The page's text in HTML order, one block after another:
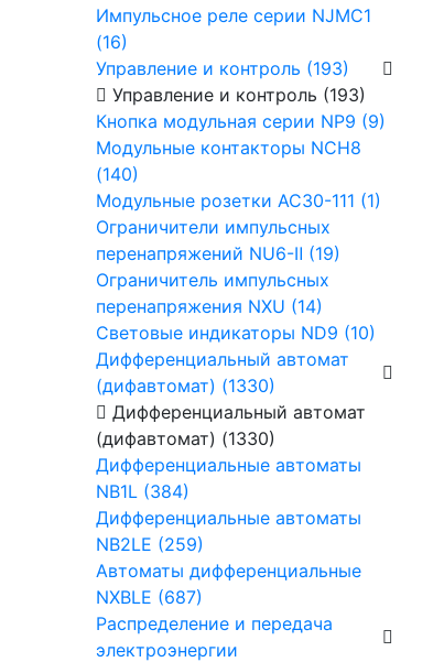
Импульсное реле серии NJMC1
(16)
Управление и контроль (193)
Управление и контроль (193)
Кнопка модульная серии NP9 (9)
Модульные контакторы NCH8
(140)
Модульные розетки AC30-111 (1)
Ограничители импульсных
перенапряжений NU6-Ⅱ (19)
Ограничитель импульсных
перенапряжения NXU (14)
Световые индикаторы ND9 (10)
Дифференциальный автомат
(дифавтомат) (1330)
Дифференциальный автомат
(дифавтомат) (1330)
Дифференциальные автоматы
NB1L (384)
Дифференциальные автоматы
NB2LE (259)
Автоматы дифференциальные
NXBLE (687)
Распределение и передача
электроэнергии